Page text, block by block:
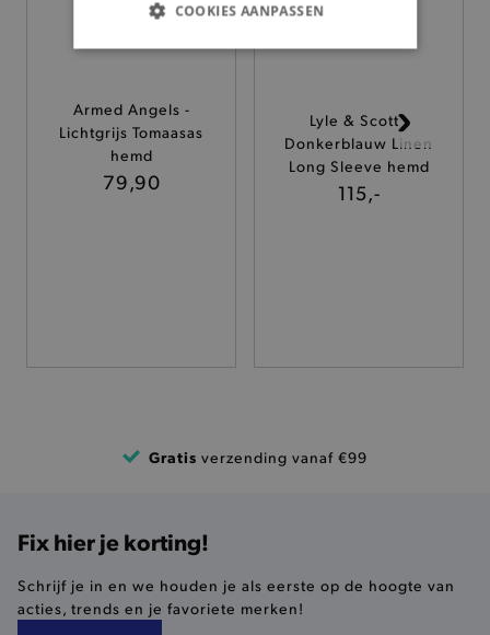
Armed Angels -
Lichtgrijs Tomaasas
hemd
79,90
Lyle & Scott -
Donkerblauw Linen
Long Sleeve hemd
115,-
Gratis verzending vanaf €99
Fix hier je korting!
Schrijf je in en we houden je als eerste op de hoogte van
acties, trends en je favoriete merken!
COOKIES AANPASSEN
BASIS COOKIES
ANALYTISCHE
TARGETING
buikjes algemene bezoekersinformatie, maar
product-added-modal